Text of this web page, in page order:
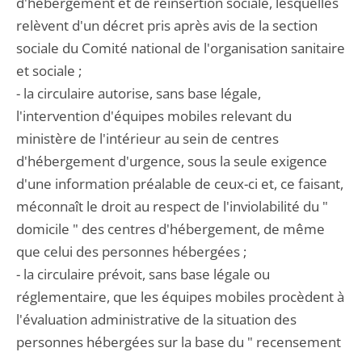
relèvent d'un décret pris après avis de la section
sociale du Comité national de l'organisation sanitaire
et sociale ;
- la circulaire autorise, sans base légale,
l'intervention d'équipes mobiles relevant du
ministère de l'intérieur au sein de centres
d'hébergement d'urgence, sous la seule exigence
d'une information préalable de ceux-ci et, ce faisant,
méconnaît le droit au respect de l'inviolabilité du "
domicile " des centres d'hébergement, de même
que celui des personnes hébergées ;
- la circulaire prévoit, sans base légale ou
réglementaire, que les équipes mobiles procèdent à
l'évaluation administrative de la situation des
personnes hébergées sur la base du " recensement